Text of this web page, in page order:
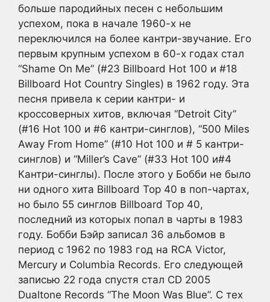
больше пародийных песен с небольшим
успехом, пока в начале 1960-х не
переключился на более кантри-звучание. Его
первым крупным успехом в 60-х годах стал
“Shame On Me” (#23 Billboard Hot 100 и #18
Billboard Hot Country Singles) в 1962 году. Эта
песня привела к серии кантри- и
кроссоверных хитов, включая “Detroit City”
(#16 Hot 100 и #6 кантри-синглов), “500 Miles
Away From Home” (#10 Hot 100 и # 5 кантри-
синглов) и “Miller’s Cave” (#33 Hot 100 и#4
Кантри-синглы). После этого у Бобби не было
ни одного хита Billboard Top 40 в поп-чартах,
но было 55 синглов Billboard Top 40,
последний из которых попал в чарты в 1983
году. Бобби Бэйр записал 36 альбомов в
период с 1962 по 1983 год на RCA Victor,
Mercury и Columbia Records. Его следующей
записью 22 года спустя стал CD 2005
Dualtone Records “The Moon Was Blue”. С тех